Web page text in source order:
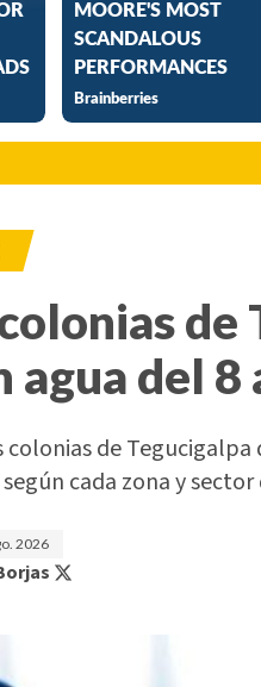
de
agua del 8
colonias de
cada zona y
2026